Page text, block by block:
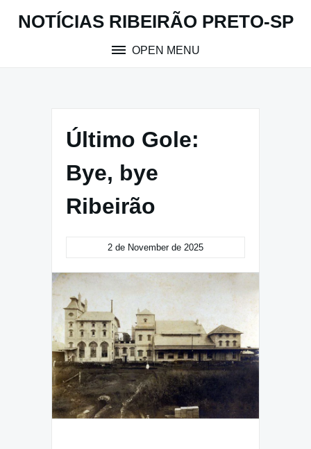
NOTÍCIAS RIBEIRÃO PRETO-SP
OPEN MENU
Último Gole:
Bye, bye
Ribeirão
2 de November de 2025